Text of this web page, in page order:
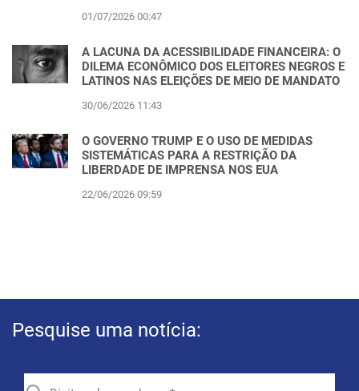
01/07/2026 00:47
A LACUNA DA ACESSIBILIDADE FINANCEIRA: O
DILEMA ECONÔMICO DOS ELEITORES NEGROS E
LATINOS NAS ELEIÇÕES DE MEIO DE MANDATO
30/06/2026 11:43
O GOVERNO TRUMP E O USO DE MEDIDAS
SISTEMÁTICAS PARA A RESTRIÇÃO DA
LIBERDADE DE IMPRENSA NOS EUA
22/06/2026 09:59
Pesquise uma notícia: